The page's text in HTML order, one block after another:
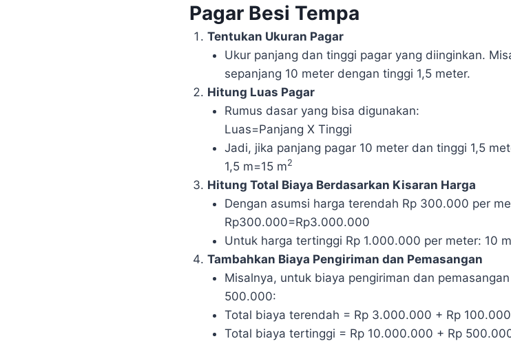
Pagar Besi Tempa
Tentukan Ukuran Pagar
Ukur panjang dan tinggi pagar yang diinginkan.
sepanjang 10 meter dengan tinggi 1,5 meter.
Hitung Luas Pagar
Rumus dasar yang bisa digunakan:
Luas=Panjang X Tinggi
Jadi, jika panjang pagar 10 meter dan tinggi 1,5
1,5 m=15 m2
Hitung Total Biaya Berdasarkan Kisaran Harga
Dengan asumsi harga terendah Rp 300.000 per
Rp300.000=Rp3.000.000
Untuk harga tertinggi Rp 1.000.000 per meter: 10
Tambahkan Biaya Pengiriman dan Pemasangan
Misalnya, untuk biaya pengiriman dan
500.000:
Total biaya terendah = Rp 3.000.000 + Rp
Total biaya tertinggi = Rp 10.000.000 + Rp